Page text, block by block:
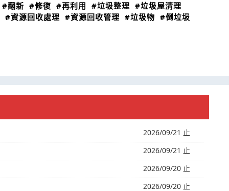
#翻新 #修復 #再利用 #垃圾整理 #垃圾屋清理
#資源回收處理 #資源回收管理 #垃圾物 #倒垃圾
2026/09/21 止
2026/09/21 止
2026/09/20 止
2026/09/20 止